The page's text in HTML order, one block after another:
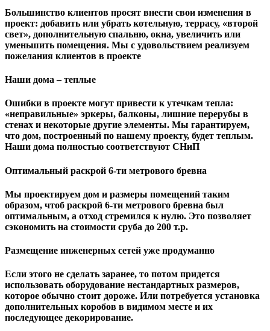
Большинство клиентов просят внести свои изменения в
проект: добавить или убрать котельную, террасу, «второй
свет», дополнительную спальню, окна, увеличить или
уменьшить помещения. Мы с удовольствием реализуем
пожелания клиентов в проекте
Наши дома – теплые
Ошибки в проекте могут привести к утечкам тепла:
«неправильные» эркеры, балконы, лишние перерубы в
стенах и некоторые другие элементы. Мы гарантируем,
чтo дом, построенный по нашему проекту, будет теплым.
Наши дома полностью соответствуют СНиП
Оптимальный раскрой 6-ти метрового бревна
Мы проектируем дом и размеры помещений таким
образом, чтоб раскрой 6-ти метрового бревна был
оптимальным, а отход стремился к нулю. Это позволяет
сэкономить на стоимости сруба до 200 т.р.
Размещение инженерных сетей уже продуманно
Если этого не сделать заранее, то потом придется
использовать оборудование нестандартных размеров,
которое обычно стоит дороже. Или потребуется установка
дополнительных коробов в видимом месте и их
последующее декорирование.